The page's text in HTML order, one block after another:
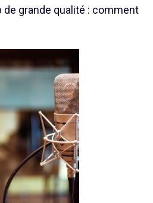
de grande qualité : comment